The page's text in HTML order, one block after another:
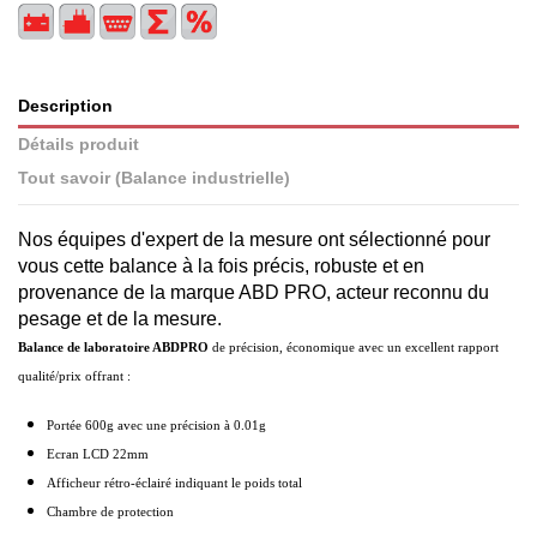
Description
Détails produit
Tout savoir (Balance industrielle)
Nos équipes d'expert de la mesure ont sélectionné pour
vous cette balance à la fois précis, robuste et en
provenance de la marque ABD PRO, acteur reconnu du
pesage et de la mesure.
Balance de laboratoire ABDPRO de précision, économique avec un excellent rapport
qualité/prix offrant :
Portée 600g avec une précision à 0. 01 g
Ecran LCD 22mm
Afficheur rétro-éclairé indiquant le poids total
Chambre de protection